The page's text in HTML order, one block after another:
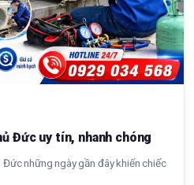
Đức uy tín, nhanh chóng
những ngày gần đây khiến chiếc